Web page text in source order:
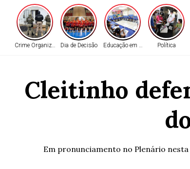
Crime Organizado Dia de Decisão Educação em Alta Política
Cleitinho
Em pronunciamento no Plenário